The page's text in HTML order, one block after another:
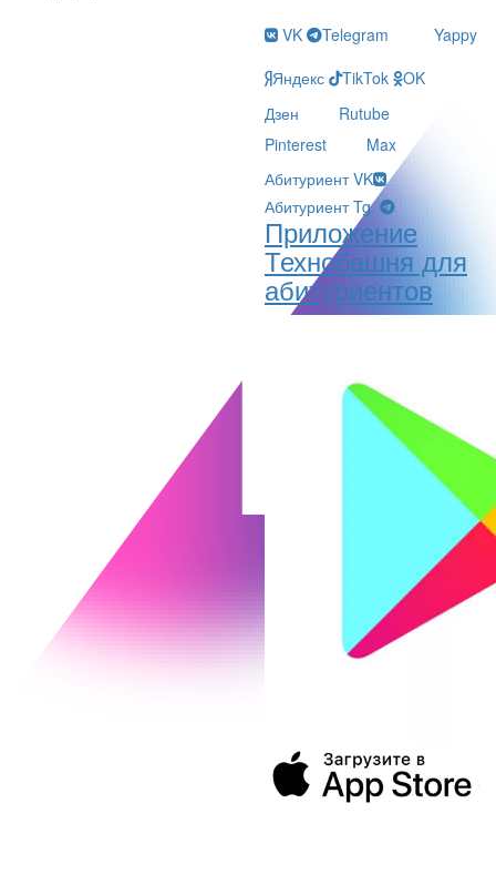
VK Telegram
Yappy
Яндекс
TikTok
OK
Дзен
Rutube
Pinterest
Max
Абитуриент VK
Абитуриент Tg
Приложение
Технобашня для
абитуриентов